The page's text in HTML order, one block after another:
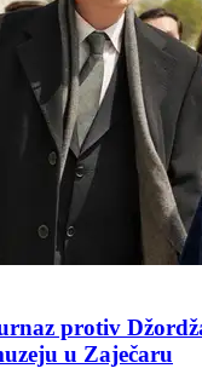
protiv
u Zaječaru